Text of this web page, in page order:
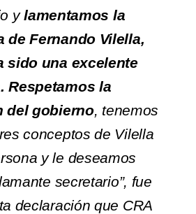
ylamentamos la
de Fernando Vilella,
sido una excelente
Respetamos la
del gobierno, tenemos
conceptos de Vilella
y le deseamos
secretario”, fue
declaración que CRA